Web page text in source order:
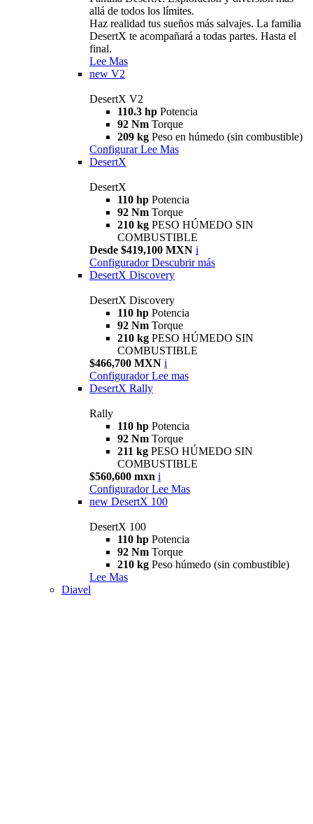
allá de todos los límites.
Haz realidad tus sueños más salvajes. La familia
DesertX te acompañará a todas partes. Hasta el
final.
Lee Mas
new V2
DesertX V2
110.3 hp Potencia
92 Nm Torque
209 kg Peso en húmedo (sin combustible)
Configurar Lee Mas
DesertX
DesertX
110 hp Potencia
92 Nm Torque
210 kg PESO HÚMEDO SIN
COMBUSTIBLE
Desde $419,100 MXN i
Configurador Descubrir más
DesertX Discovery
DesertX Discovery
110 hp Potencia
92 Nm Torque
210 kg PESO HÚMEDO SIN
COMBUSTIBLE
$466,700 MXN i
Configurador Lee mas
DesertX Rally
Rally
110 hp Potencia
92 Nm Torque
211 kg PESO HÚMEDO SIN
COMBUSTIBLE
$560,600 mxn i
Configurador Lee Mas
new DesertX 100
DesertX 100
110 hp Potencia
92 Nm Torque
210 kg Peso húmedo (sin combustible)
Lee Mas
Diavel